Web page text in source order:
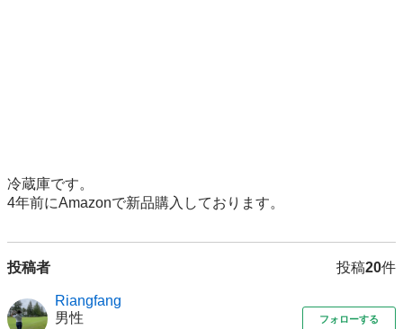
冷蔵庫です。
4年前にAmazonで新品購入しております。
投稿者 投稿20件
Riangfang
男性
フォローする